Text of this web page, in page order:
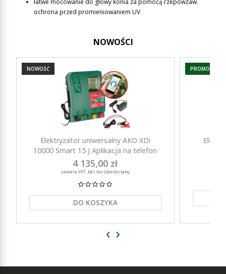
łatwe mocowanie do głowy konia za pomocą rzepówzaw.
ochrona przed promieniowaniem UV
NOWOŚCI
Elektryzator uniwersalny AKO XDi
10000 Smart 15 J Aplikacja na telefon
4 135,00 zł
zawiera VAT, bez kosztów dostawy
DO KOSZYKA
NOWOŚĆ PROMOCJA
‹ ›